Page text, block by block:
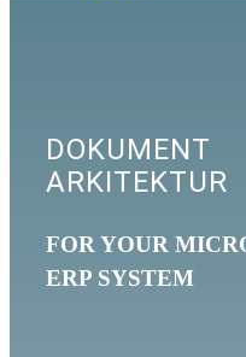
DOKUMENT
ARKITEKTUR
FOR YOUR
ERP SYSTEM